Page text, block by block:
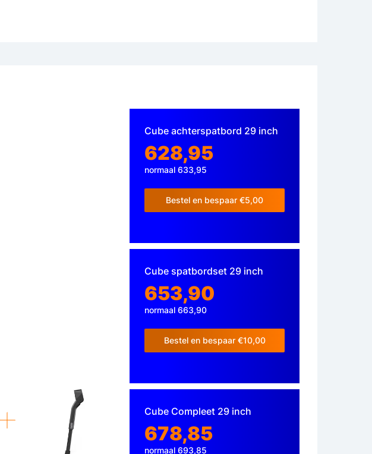
Cube achterspatbord 29 inch
628,95
normaal 633,95
Bestel en bespaar €5,00
Cube spatbordset 29 inch
653,90
normaal 663,90
Bestel en bespaar €10,00
Cube Compleet 29 inch
678,85
normaal 693,85